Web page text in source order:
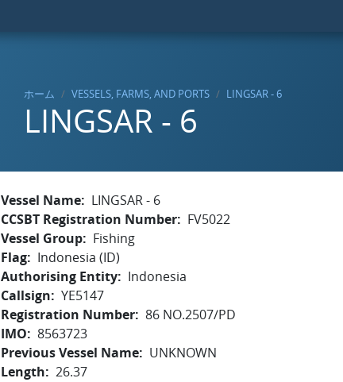
ホーム VESSELS, FARMS, AND PORTS LINGSAR - 6
LINGSAR - 6
Vessel Name
LINGSAR - 6
CCSBT Registration Number
FV5022
Vessel Group
Fishing
Flag
Indonesia (ID)
Authorising Entity
Indonesia
Callsign
YE5147
Registration Number 86 NO.2507/PD
IMO
8563723
Previous Vessel Name
UNKNOWN
Length
26.37